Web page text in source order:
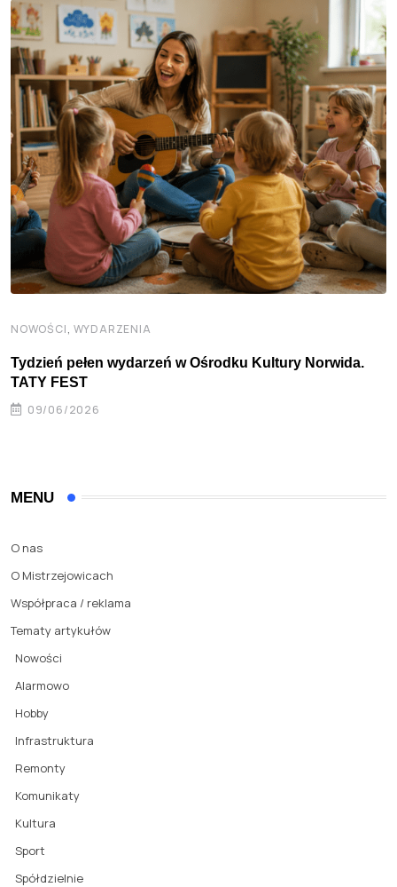
NOWOŚCI, WYDARZENIA
Tydzień pełen wydarzeń w Ośrodku Kultury Norwida.
TATY FEST
09/06/2026
MENU
O nas
O Mistrzejowicach
Współpraca / reklama
Tematy artykułów
Nowości
Alarmowo
Hobby
Infrastruktura
Remonty
Komunikaty
Kultura
Sport
Spółdzielnie